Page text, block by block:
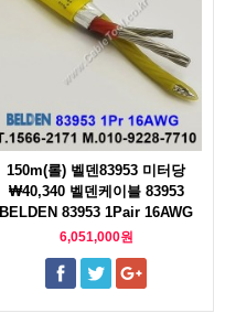
150m(롤) 벨덴83953 미터당
₩40,340 벨덴케이블 83953
BELDEN 83953 1Pair 16AWG
6,051,000원